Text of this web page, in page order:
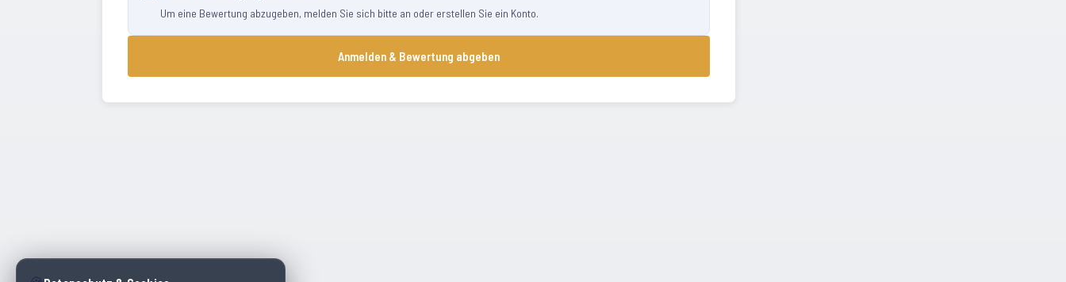
Um eine Bewertung abzugeben, melden Sie sich bitte an oder erstellen Sie ein Konto.
Anmelden & Bewertung abgeben